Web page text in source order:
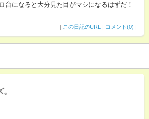
台になると大分見た目がマシになるはずだ！
| この日記のURL | コメント(0) |